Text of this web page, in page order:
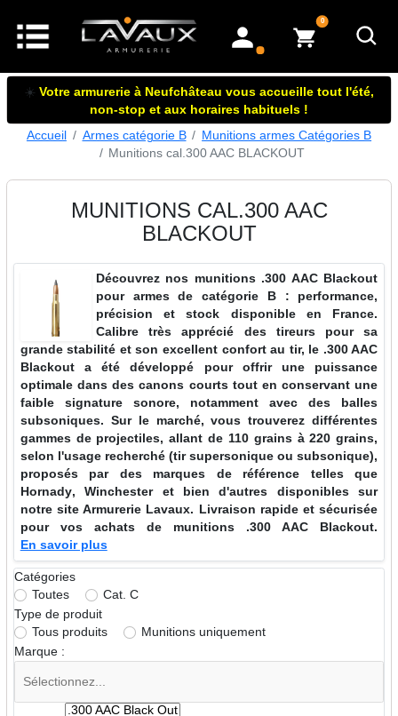
mon compte
0articles dans le panier
☀️ Votre armurerie à Neufchâteau vous accueille tout l'été,
non-stop et aux horaires habituels !
Accueil
Armes catégorie B
Munitions armes Catégories B
Munitions cal.300 AAC BLACKOUT
MUNITIONS CAL.300 AAC
BLACKOUT
Découvrez nos munitions .300 AAC Blackout
pour armes de catégorie B : performance,
précision et stock disponible en France.
Calibre très apprécié des tireurs pour sa
grande stabilité et son excellent confort au tir, le .300 AAC
Blackout a été développé pour offrir une puissance
optimale dans des canons courts tout en conservant une
faible signature sonore, notamment avec des balles
subsoniques. Sur le marché, vous trouverez différentes
gammes de projectiles, allant de 110 grainsà220 grains,
selon l'usage recherché (tir supersonique ou subsonique),
proposés par des marques de référence telles que
Hornady,Winchesteret bien d'autres disponibles sur
notre site Armurerie Lavaux. Livraison rapide et sécurisée
pour vos achats de munitions .300 AAC Blackout.
En savoir plus
Catégories
Toutes
Cat. C
Type de produit
Tous produits
Munitions uniquement
Marque :